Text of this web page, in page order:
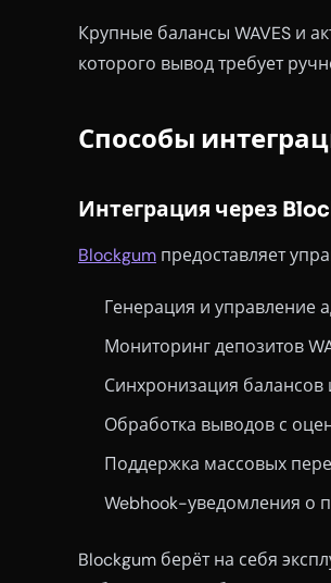
Крупные балансы WAVES и
которого вывод требует
Способы
Интеграция через
Blockgum предоставляет
Генерация и управление
Мониторинг депозитов
Синхронизация
Обработка выводов с
Поддержка массовых
Webhook-уведомления о
Blockgum берёт на себя